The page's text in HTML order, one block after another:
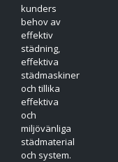
kunders
behov av
effektiv
städning,
effektiva
städmaskiner
och tillika
effektiva
och
miljövänliga
städmaterial
och system.